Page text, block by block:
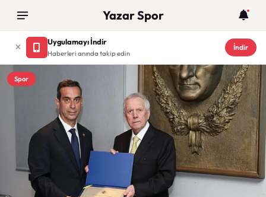
Yazar Spor
Uygulamayı İndir
Haberleri anında takip edin
İndir
Spor